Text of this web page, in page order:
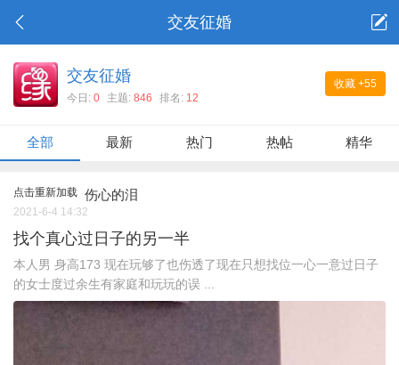
交友征婚
收藏 +55
交友征婚
今日: 0 主题: 846 排名: 12
全部 最新 热门 热帖 精华
点击重新加载 伤心的泪
2021-6-4 14:32
找个真心过日子的另一半
本人男 身高173 现在玩够了也伤透了现在只想找位一心一意过日子
的女士度过余生有家庭和玩玩的误 ...